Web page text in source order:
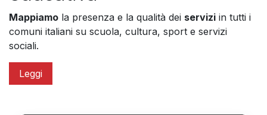
Mappiamo la presenza e la qualità dei servizi in tutti i
comuni italiani su scuola, cultura, sport e servizi
sociali.
Leggi